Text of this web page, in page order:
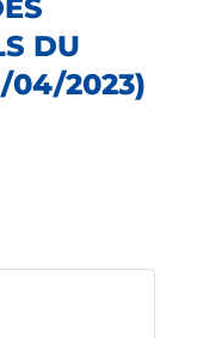
DU
04/2023)